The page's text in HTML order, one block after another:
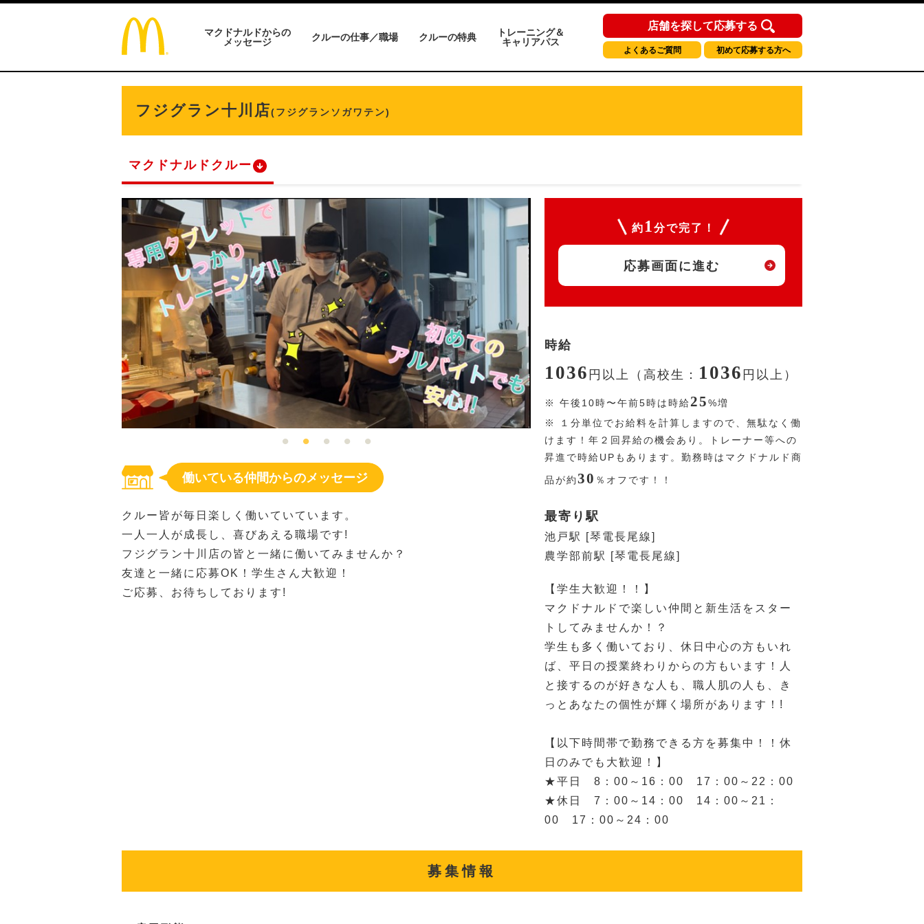
マクドナルドからの
メッセージ
クルーの仕事／職場 クルーの特典
トレーニング＆
キャリアパス
店舗を探して応募する
よくあるご質問 初めて応募する方へ
フジグラン十川店(フジグランソガワテン)
マクドナルドクルー
働いている仲間からのメッセージ
クルー皆が毎日楽しく働いていています。
一人一人が成長し、喜びあえる職場です!
フジグラン十川店の皆と一緒に働いてみませんか？
友達と一緒に応募OK！学生さん大歓迎！
ご応募、お待ちしております!
約 1 分で完了！
応募画面に進む
時給
1036 円 以上（高校生： 1036 円 以上）
※ 午後10時〜午前5時は時給25%増
※
１分単位でお給料を計算しますので、無駄なく働
けます！年２回昇給の機会あり。トレーナー等への
昇進で時給UPもあります。勤務時はマクドナルド商
品が約30 ％ オフです！！
最寄り駅
池戸駅 [琴電長尾線]
農学部前駅 [琴電長尾線]
【学生大歓迎！！】
マクドナルドで楽しい仲間と新生活をスター
トしてみませんか！？
学生も多く働いており、休日中心の方もいれ
ば、平日の授業終わりからの方もいます！人
と接するのが好きな人も、職人肌の人も、き
っとあなたの個性が輝く場所があります！!
【以下時間帯で勤務できる方を募集中！！休
日のみでも大歓迎！】
★平日 8：00～16：00 17：00～22：00
★休日 7：00～14：00 14：00～21：
00 17：00～24：00
募集情報